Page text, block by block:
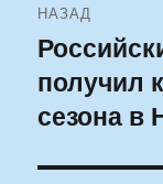
по
записям
НАЗАД
Предыдущая
запись:
получил
сезона в